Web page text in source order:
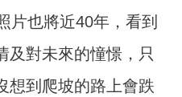
片也將近40年，看到
及對未來的憧憬，只
想到爬坡的路上會跌